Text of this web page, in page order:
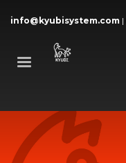
info@kyubisystem.com |